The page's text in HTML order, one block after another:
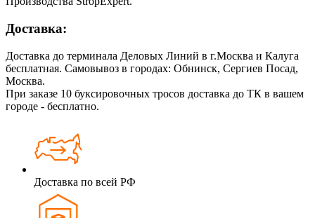
Доставка:
Доставка до терминала Деловых Линий в г.Москва и Калуга
бесплатная. Самовывоз в городах: Обнинск, Сергиев Посад,
Москва.
При заказе 10 буксировочных тросов доставка до ТК в вашем
городе - бесплатно.
Доставка по всей РФ